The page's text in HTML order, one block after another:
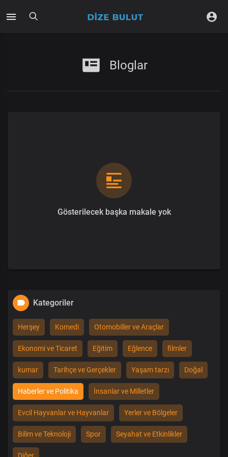
Bloglar
Gösterilecek başka makale yok
Kategoriler
Herşey Komedi Otomobiller ve Araçlar
Ekonomi ve Ticaret Eğitim Eğlence filmler
kumar Tarihçe ve Gerçekler Yaşam tarzı Doğal
Haberler ve Politika İnsanlar ve Milletler
Evcil Hayvanlar ve Hayvanlar Yerler ve Bölgeler
Bilim ve Teknoloji Spor Seyahat ve Etkinlikler
Diğer